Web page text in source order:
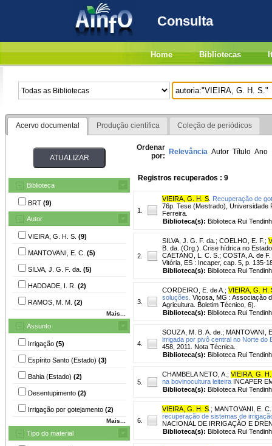
Consulta
Home Bibliotecas
Acervo documental Produção científica Coleção de periódicos
Biblioteca
BRT (9)
Autor
VIEIRA, G. H. S. (9)
MANTOVANI, E. C. (5)
SILVA, J. G. F. da. (5)
HADDADE, I. R. (2)
RAMOS, M. M. (2)
Mais...
Assunto
Irrigação (5)
Espírito Santo (Estado) (3)
Bahia (Estado) (2)
Desentupimento (2)
Irrigação por gotejamento (2)
Mais...
Tipo do material
Ordenar
por: Relevância Autor Título Ano
Registros recuperados : 9
1.
VIEIRA, G. H. S Recuperação de
76p. Tese (Mestrado), Universidade
Ferreira.
Biblioteca(s): Biblioteca Rui
2.
SILVA, J. G. F. da. ; COELHO, E. F. ;
B. da. (Org.). Crise hídrica no
CAETANO, L. C. S.; COSTA, A. de
Vitória, ES : Incaper, cap. 5, p. 135-
Biblioteca(s): Biblioteca Rui
3.
CORDEIRO, E. de A. ; VIEIRA, G. H.
soluções. Viçosa, MG : Associação
Agricultura. Boletim Técnico, 6).
Biblioteca(s): Biblioteca Rui
4.
SOUZA, M. B. A. de. ; MANTOVANI,
irrigada por pivô central no Norte do
458, 2011. Nota Técnica.
Biblioteca(s): Biblioteca Rui
5.
CHAMBELA NETO, A. ; VIEIRA, G.
na bovinocultura leiteira INCAPER
Biblioteca(s): Biblioteca Rui
6.
VIEIRA, G. H. S ; MANTOVANI, E. C.
recuperação de sistemas de
NACIONAL DE IRRIGAÇÃO E
Biblioteca(s): Biblioteca Rui